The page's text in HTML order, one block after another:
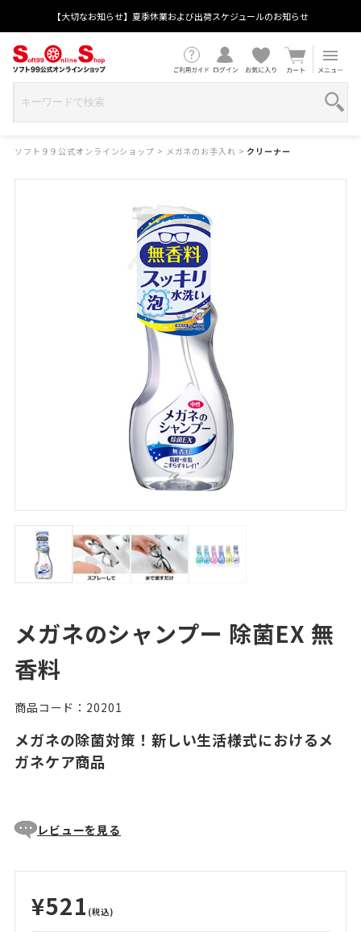
【大切なお知らせ】夏季休業および出荷スケジュールのお知らせ
ソフト９９公式オンラインショップ > メガネのお手入れ > クリーナー
メガネのシャンプー 除菌EX 無
香料
商品コード：20201
メガネの除菌対策！新しい生活様式におけるメ
ガネケア商品
レビューを見る
¥521 (税込)